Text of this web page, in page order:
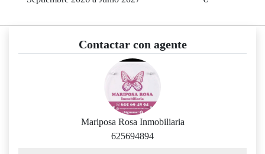
Contactar con agente
Mariposa Rosa Inmobiliaria
625694894